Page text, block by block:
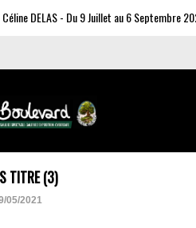
DELAS - Du 9 Juillet au 6 Septembre 2026
TITRE (3)
05/2021